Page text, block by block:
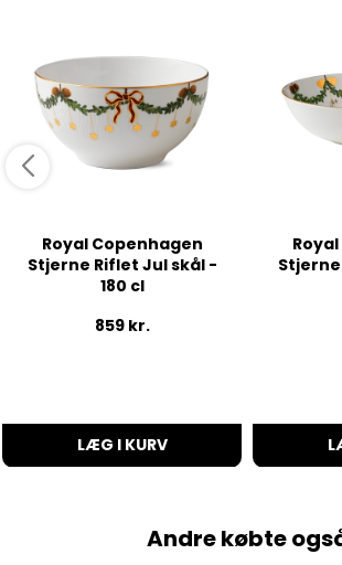
Royal Copenhagen
Stjerne Riflet Jul skål -
180 cl
859 kr.
LÆG I KURV
Andre købte